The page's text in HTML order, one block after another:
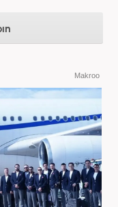
Makroo